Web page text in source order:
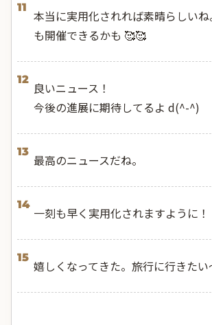
11
本当に実用化されれば素晴らしい
も開催できるかも 🥰🥰
12
良いニュース！
今後の進展に期待してるよ d(^-^)
13
最高のニュースだね。
14
一刻も早く実用化されますように！
15
嬉しくなってきた。旅行に行きたい